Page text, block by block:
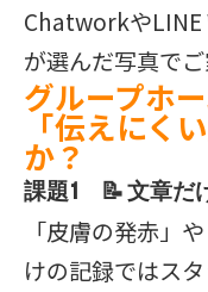
ChatworkやLINE
が選んだ写真で
グループホ
「伝えにく
か？
課題1 📝 文章だ
「皮膚の発赤」
けの記録ではス